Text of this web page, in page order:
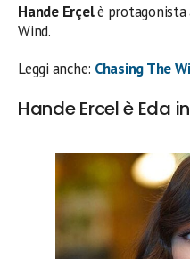
Hande Erçelè protagonista
Wind.
Leggi anche: Chasing The
Hande Ercel è Eda